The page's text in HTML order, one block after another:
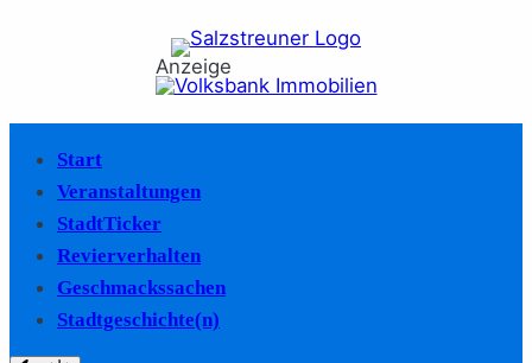
Anzeige
Start
Veranstaltungen
StadtTicker
Revierverhalten
Geschmackssachen
Stadtgeschichte(n)